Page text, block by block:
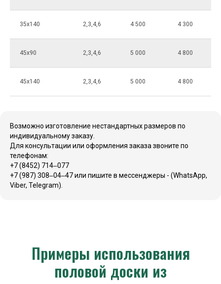
35х140 2,3,4,6 4 500 4 300
45х90 2,3,4,6 5 000 4 800
45х140 2,3,4,6 5 000 4 800
Возможно изготовление нестандартных размеров по
индивидуальному заказу.
Для консультации или оформления заказа звоните по
телефонам:
+7 (8452) 714‒077
+7 (987) 308‒04‒47или пишите в мессенджеры - (WhatsApp,
Viber, Telegram).
Примеры использования
половой доски из